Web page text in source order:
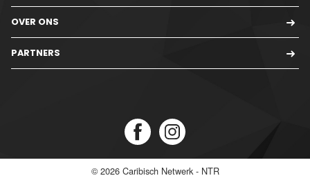
OVER ONS
PARTNERS
© 2026 Caribisch Netwerk - NTR